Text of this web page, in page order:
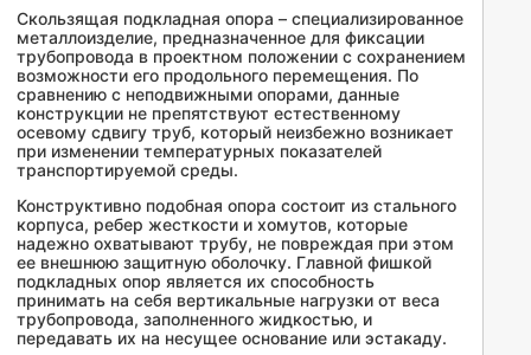
Скользящая подкладная опора – специализированное
металлоизделие, предназначенное для фиксации
трубопровода в проектном положении с сохранением
возможности его продольного перемещения. По
сравнению с неподвижными опорами, данные
конструкции не препятствуют естественному
осевому сдвигу труб, который неизбежно возникает
при изменении температурных показателей
транспортируемой среды.
Конструктивно подобная опора состоит из стального
корпуса, ребер жесткости и хомутов, которые
надежно охватывают трубу, не повреждая при этом
ее внешнюю защитную оболочку. Главной фишкой
подкладных опор является их способность
принимать на себя вертикальные нагрузки от веса
трубопровода, заполненного жидкостью, и
передавать их на несущее основание или эстакаду.